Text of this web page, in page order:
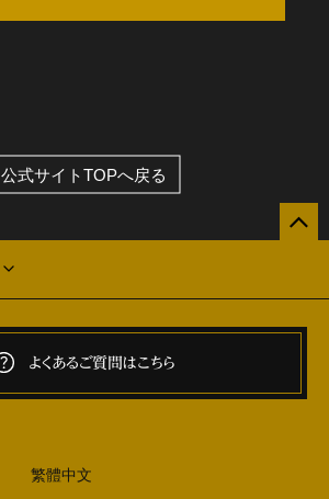
公式サイトTOPへ戻る
よくあるご質問はこちら
繁體中文